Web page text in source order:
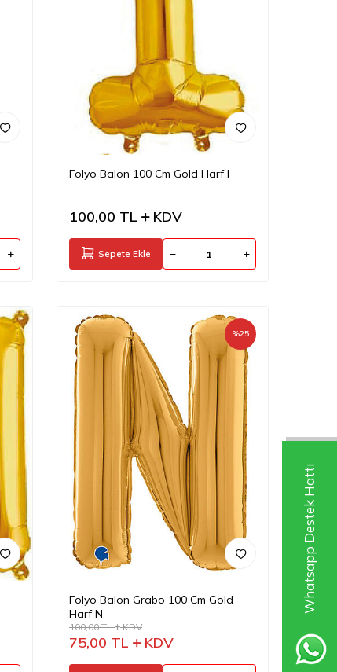
Whatsapp Destek Hattı
Folyo Balon 100 Cm Gold Harf I
100,00 TL KDV
Sepete Ekle
%25
Folyo Balon Grabo 100 Cm Gold
Harf N
100,00TL KDV
75,00 TL KDV